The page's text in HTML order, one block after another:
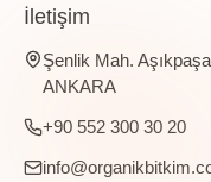
İletişim
Şenlik Mah.
ANKARA
+90 552 300 30 20